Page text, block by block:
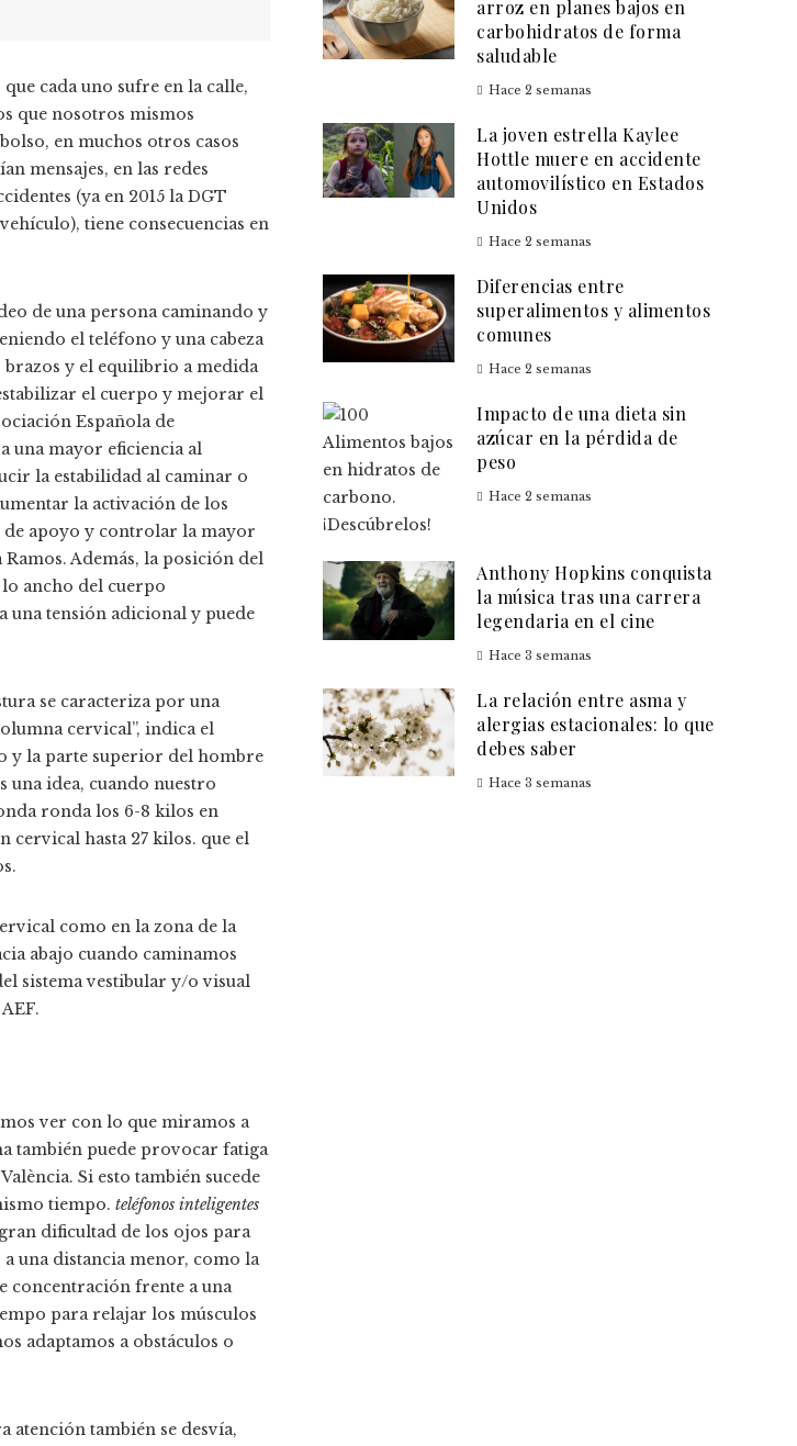
cada uno sufre en la calle,
que nosotros mismos
en muchos otros casos
mensajes, en las redes
(ya en 2015 la DGT
tiene consecuencias en
de una persona caminando y
el teléfono y una cabeza
y el equilibrio a medida
el cuerpo y mejorar el
Española de
una mayor eficiencia al
la estabilidad al caminar o
la activación de los
de apoyo y controlar la mayor
Además, la posición del
lo ancho del cuerpo
tensión adicional y puede
se caracteriza por una
cervical”, indica el
y la parte superior del hombre
una idea, cuando nuestro
ronda los 6-8 kilos en
cervical hasta 27 kilos. que el
como en la zona de la
abajo cuando caminamos
sistema vestibular y/o visual
ver con lo que miramos a
también puede provocar fatiga
Si esto también sucede
tiempo. teléfonos inteligentes
dificultad de los ojos para
una distancia menor, como la
concentración frente a una
para relajar los músculos
adaptamos a obstáculos o
atención también se desvía,
arroz en planes bajos en
carbohidratos de forma
saludable
Hace 2 semanas
La joven estrella Kaylee
Hottle muere en accidente
automovilístico en Estados
Unidos
Hace 2 semanas
Diferencias entre
superalimentos y alimentos
comunes
Hace 2 semanas
Impacto de una dieta sin
azúcar en la pérdida de
peso
Hace 2 semanas
Anthony Hopkins conquista
la música tras una carrera
legendaria en el cine
Hace 3 semanas
La relación entre asma y
alergias estacionales: lo que
debes saber
Hace 3 semanas